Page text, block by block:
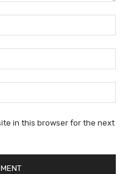
in this browser for the next